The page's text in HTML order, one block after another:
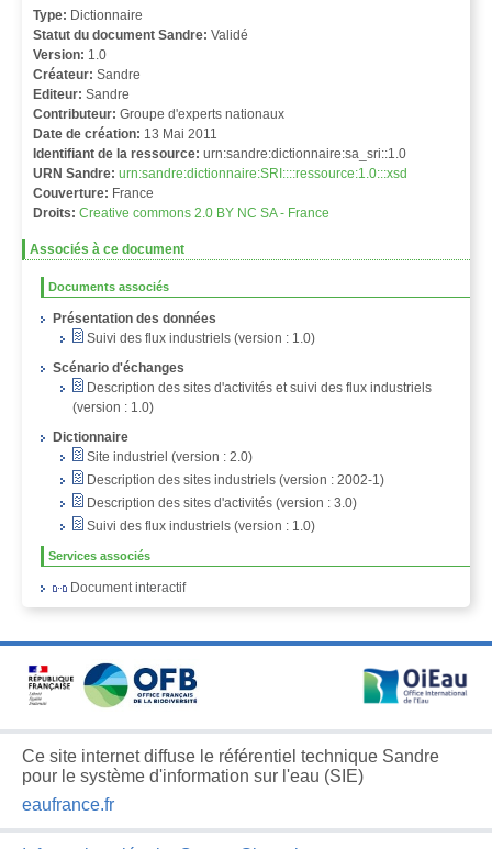
Type: Dictionnaire
Statut du document Sandre: Validé
Version: 1.0
Créateur: Sandre
Editeur: Sandre
Contributeur: Groupe d'experts nationaux
Date de création: 13 Mai 2011
Identifiant de la ressource: urn:sandre:dictionnaire:sa_sri::1.0
URN Sandre: urn:sandre:dictionnaire:SRI::::ressource:1.0:::xsd
Couverture: France
Droits: Creative commons 2.0 BY NC SA - France
Associés à ce document
Documents associés
Présentation des données
Suivi des flux industriels (version : 1.0)
Scénario d'échanges
Description des sites d'activités et suivi des flux industriels
(version : 1.0)
Dictionnaire
Site industriel (version : 2.0)
Description des sites industriels (version : 2002-1)
Description des sites d'activités (version : 3.0)
Suivi des flux industriels (version : 1.0)
Services associés
Document interactif
Ce site internet diffuse le référentiel technique Sandre
pour le système d'information sur l'eau (SIE)
eaufrance.fr